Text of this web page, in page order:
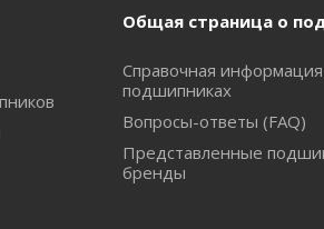
Общая страница о
Справочная
подшипниках
Вопросы-ответы (FAQ)
Представленные
бренды